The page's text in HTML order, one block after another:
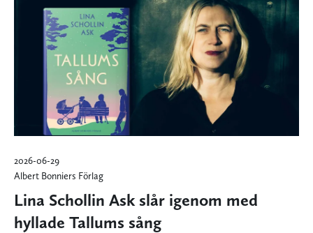
2026-06-29
Albert Bonniers Förlag
Lina Schollin Ask slår igenom med
hyllade Tallums sång